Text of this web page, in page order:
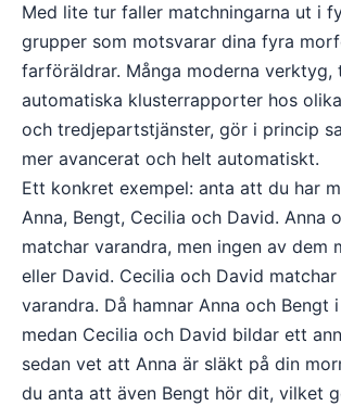
Med lite tur faller matchningarna ut i
grupper som motsvarar dina fyra
farföräldrar. Många moderna verktyg,
automatiska klusterrapporter hos
och tredjepartstjänster, gör i princip
mer avancerat och helt automatiskt.
Ett konkret exempel: anta att du har
Anna, Bengt, Cecilia och David. Anna
matchar varandra, men ingen av dem
eller David. Cecilia och David
varandra. Då hamnar Anna och Bengt
medan Cecilia och David bildar ett
sedan vet att Anna är släkt på din
du anta att även Bengt hör dit, vilket